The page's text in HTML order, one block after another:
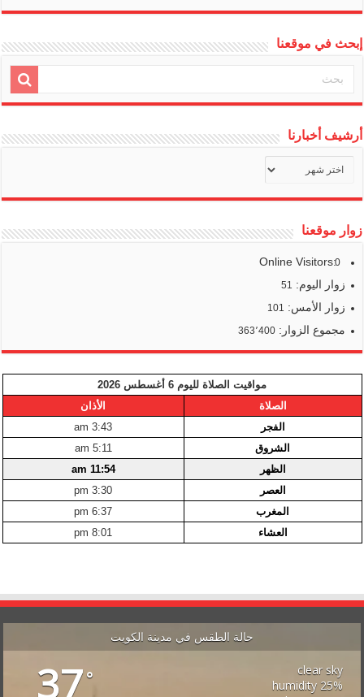
إبحث في موقعنا
أرشيف أخبارنا
أخبارنا
زوار موقعنا
Online Visitors:
0
زوار اليوم: 51
زوار الأمس: 101
مجموع الزوار:363٬400
مواقيت الصلاة لليوم 6 أغسطس 2026
الصلاة
الأذان
الفجر
3:43 am
الشروق
5:11 am
الظهر
11:54 am
العصر
3:30 pm
المغرب
6:37 pm
العشاء
8:01 pm
حالة الطقس في مدينة الكويت
37°
clear sky
25% humidity